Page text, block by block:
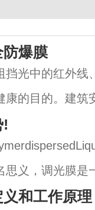
爆膜
挡光中的红外线
康的目的。建筑
让我们简单分析
的缺点越来越受
!
思义，调光膜是
作在散射状态和
和工作原